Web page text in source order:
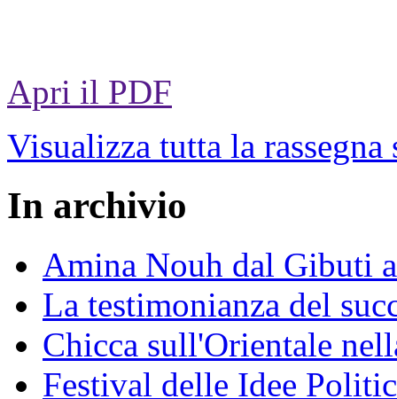
Apri il PDF
Visualizza tutta la rassegna
In archivio
Amina Nouh dal Gibuti
La testimonianza del
Chicca sull'Orientale
Festival delle Idee